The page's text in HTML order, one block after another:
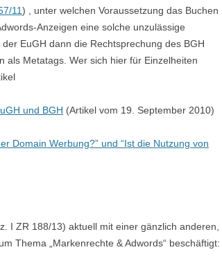
11) , unter welchen Voraussetzung das Buchen
Anzeigen eine solche unzulässige
EuGH dann die Rechtsprechung des BGH
als Metatags. Wer sich hier für Einzelheiten
und BGH (Artikel vom 19. September 2010)
Domain Werbung?” und “Ist die Nutzung von
I ZR 188/13) aktuell mit einer gänzlich anderen,
Thema „Markenrechte & Adwords“ beschäftigt: